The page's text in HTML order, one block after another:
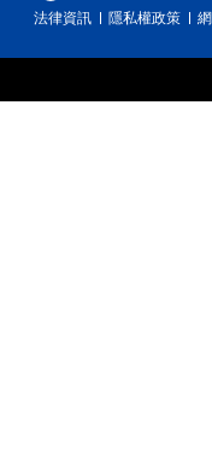
法律資訊
隱私權政策